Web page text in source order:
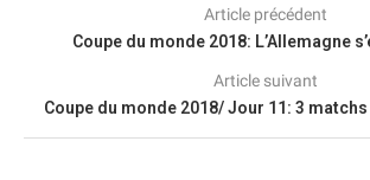
Article précédent
Coupe du monde 2018: L’Allemagne
Article suivant
Coupe du monde 2018/ Jour 11: 3